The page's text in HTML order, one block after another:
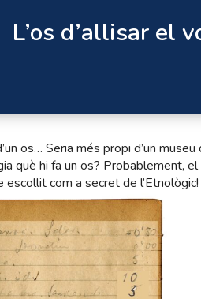
L’os d’allisar el
os… Seria més propi d’un museu
què hi fa un os? Probablement,
escollit com a secret de